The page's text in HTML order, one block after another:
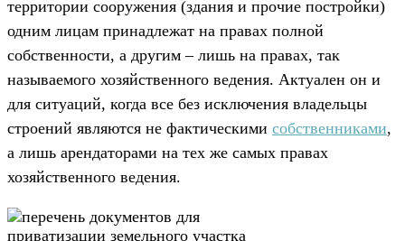
территории сооружения (здания и прочие постройки)
одним лицам принадлежат на правах полной
собственности, а другим – лишь на правах, так
называемого хозяйственного ведения. Актуален он и
для ситуаций, когда все без исключения владельцы
строений являются не фактическими собственниками,
а лишь арендаторами на тех же самых правах
хозяйственного ведения.